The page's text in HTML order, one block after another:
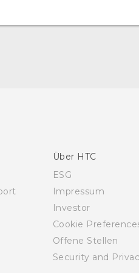
Über HTC
ESG
Impressum
Investor
Cookie
Offene Stellen
Security and